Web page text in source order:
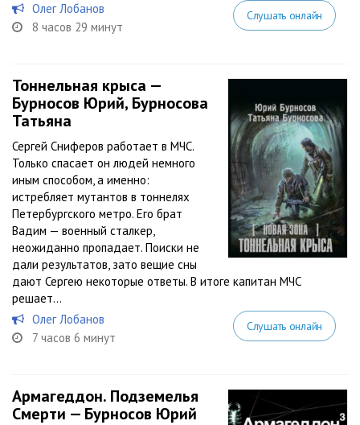
Олег Лобанов
8 часов 29 минут
Слушать онлайн
Тоннельная крыса —
Бурносов Юрий, Бурносова
Татьяна
Сергей Сниферов работает в МЧС.
Только спасает он людей немного
иным способом, а именно:
истребляет мутантов в тоннелях
Петербургского метро. Его брат
Вадим — военный сталкер,
неожиданно пропадает. Поиски не
дали результатов, зато вещие сны
дают Сергею некоторые ответы. В итоге капитан МЧС
решает...
Олег Лобанов
7 часов 6 минут
Слушать онлайн
Армагеддон. Подземелья
Смерти — Бурносов Юрий